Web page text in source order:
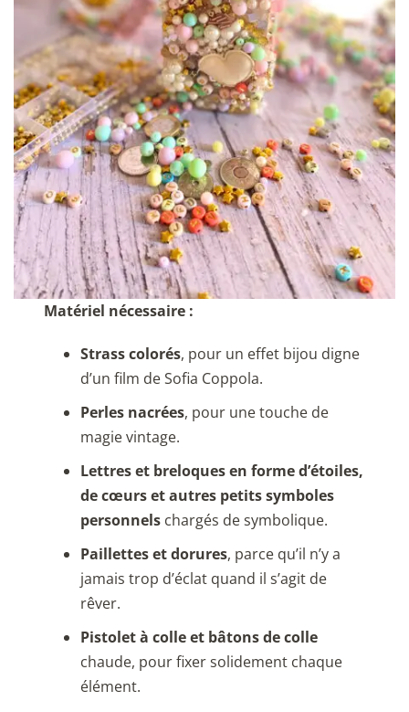
Matériel nécessaire :
Strass colorés, pour un effet bijou digne
d’un film de Sofia Coppola.
Perles nacrées, pour une touche de
magie vintage.
Lettres et breloques en forme d’étoiles,
de cœurs et autres petits symboles
personnels chargés de symbolique.
Paillettes et dorures, parce qu’il n’y a
jamais trop d’éclat quand il s’agit de
rêver.
Pistolet à colle et bâtons de colle
chaude, pour fixer solidement chaque
élément.